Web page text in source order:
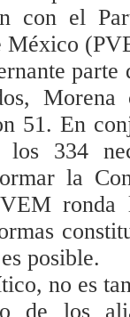
con el
México
51. En
334
la
ronda
posible.
no es
de los